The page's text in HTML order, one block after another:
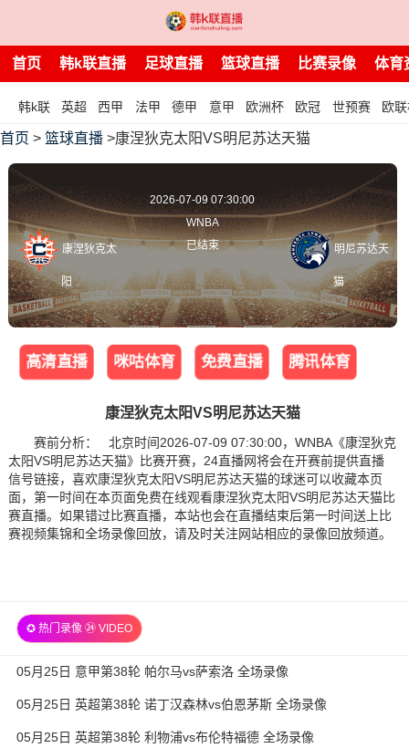
首页 韩k联直播 足球直播 篮球直播 比赛录像 体育
韩k联 英超 西甲 法甲 德甲 意甲 欧洲杯 欧冠 世预赛 欧
首页 > 篮球直播 >康涅狄克太阳VS明尼苏达天猫
康涅狄克太
阳
2026-07-09 07:30:00
WNBA
已结束
明尼苏达天
猫
高清直播 咪咕体育 免费直播 腾讯体育
康涅狄克太阳VS明尼苏达天猫
赛前分析： 北京时间2026-07-09 07:30:00，WNBA《康涅狄克
太阳VS明尼苏达天猫》比赛开赛，24直播网将会在开赛前提供直播
信号链接，喜欢康涅狄克太阳VS明尼苏达天猫的球迷可以收藏本页
面，第一时间在本页面免费在线观看康涅狄克太阳VS明尼苏达天猫比
赛直播。如果错过比赛直播，本站也会在直播结束后第一时间送上比
赛视频集锦和全场录像回放，请及时关注网站相应的录像回放频道。
✪ 热门录像 ㉔ VIDEO
05月25日 意甲第38轮 帕尔马vs萨索洛 全场录像
05月25日 英超第38轮 诺丁汉森林vs伯恩茅斯 全场录像
05月25日 英超第38轮 利物浦vs布伦特福德 全场录像